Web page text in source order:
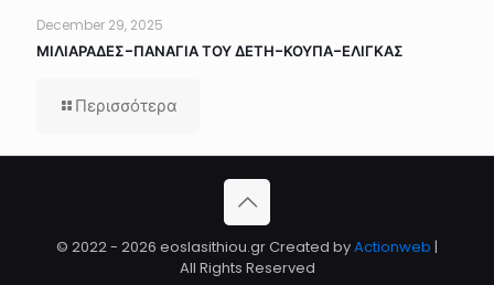
December 29, 2025
ΜΙΛΙΑΡΑΔΕΣ-ΠΑΝΑΓΙΑ ΤΟΥ ΔΕΤΗ-ΚΟΥΠΑ-ΕΛΙΓΚΑΣ
Περισσότερα
© 2022 - 2026 eoslasithiou.gr Created byActionweb |
All Rights Reserved